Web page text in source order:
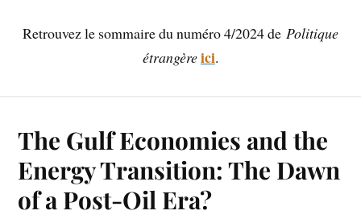
Retrouvez le sommaire du numéro 4/2024 de Politique
étrangèreici.
The Gulf Economies and the
Energy Transition: The Dawn
of a Post-Oil Era?